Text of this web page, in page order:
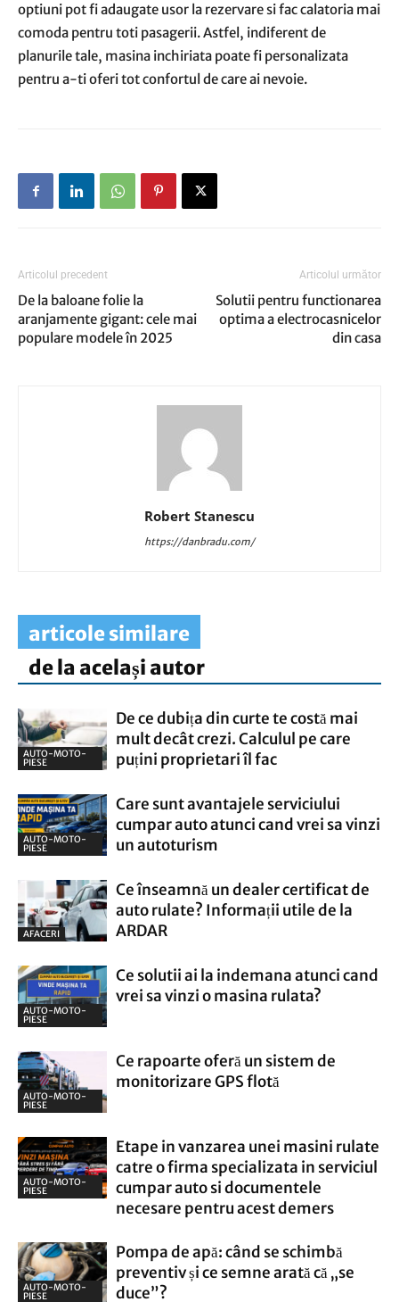
optiuni pot fi adaugate usor la rezervare si fac calatoria mai
comoda pentru toti pasagerii. Astfel, indiferent de
planurile tale, masina inchiriata poate fi personalizata
pentru a-ti oferi tot confortul de care ai nevoie.
Articolul precedent
De la baloane folie la
aranjamente gigant: cele mai
populare modele în 2025
Articolul următor
Solutii pentru functionarea
optima a electrocasnicelor
din casa
Robert Stanescu
https://danbradu.com/
articole similare
de la același autor
AUTO-MOTO-
PIESE
De ce dubița din curte te costă mai
mult decât crezi. Calculul pe care
puțini proprietari îl fac
AUTO-MOTO-
PIESE
Care sunt avantajele serviciului
cumpar auto atunci cand vrei sa vinzi
un autoturism
AFACERI
Ce înseamnă un dealer certificat de
auto rulate? Informații utile de la
ARDAR
AUTO-MOTO-
PIESE
Ce solutii ai la indemana atunci cand
vrei sa vinzi o masina rulata?
AUTO-MOTO-
PIESE
Ce rapoarte oferă un sistem de
monitorizare GPS flotă
AUTO-MOTO-
PIESE
Etape in vanzarea unei masini rulate
catre o firma specializata in serviciul
cumpar auto si documentele
necesare pentru acest demers
AUTO-MOTO-
PIESE
Pompa de apă: când se schimbă
preventiv și ce semne arată că „se
duce”?